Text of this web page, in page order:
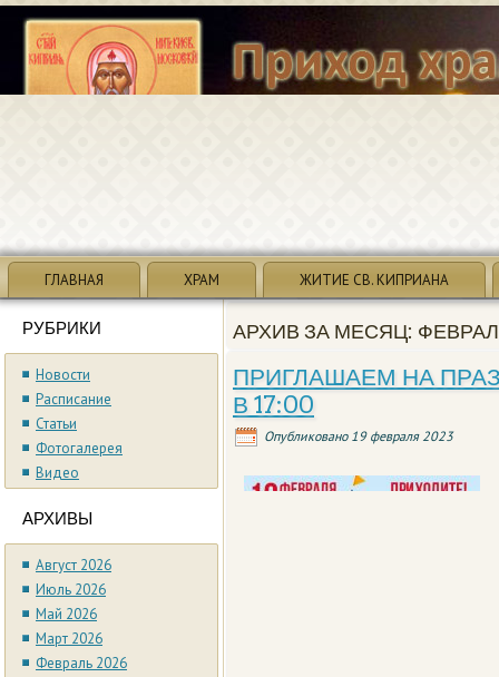
ГЛАВНАЯ ХРАМ ЖИТИЕ СВ. КИПРИАНА
РУБРИКИ
Новости
Расписание
Статьи
Фотогалерея
Видео
АРХИВЫ
Август 2026
Июль 2026
Май 2026
Март 2026
Февраль 2026
АРХИВ ЗА МЕСЯЦ:
ПРИГЛАШАЕМ НА
В 17:00
Опубликовано 19 февраля 2023